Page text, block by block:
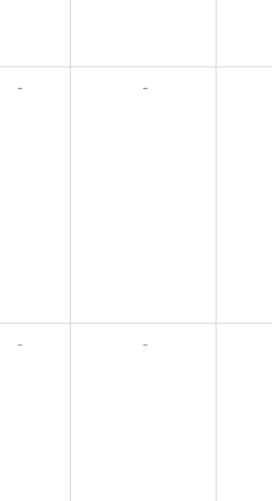
- -
- -